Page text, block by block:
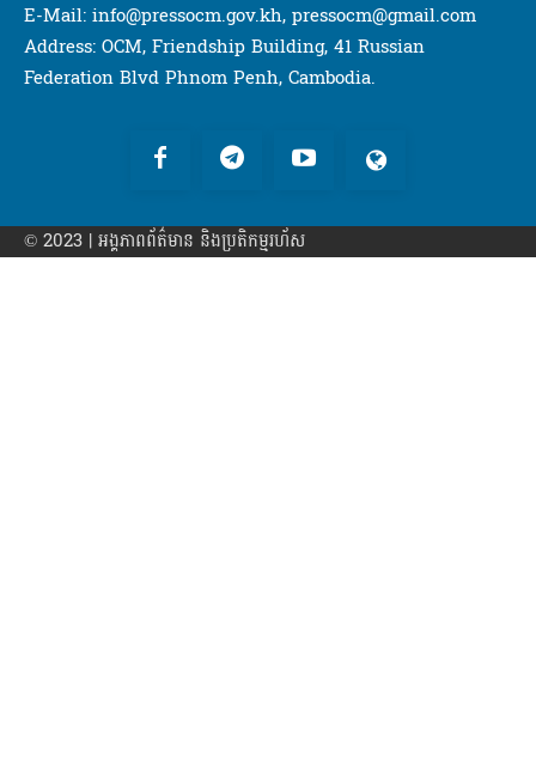
E-Mail: info@pressocm.gov.kh, pressocm@gmail.com
Address: OCM, Friendship Building, 41 Russian
Federation Blvd Phnom Penh, Cambodia.
© 2023 | អង្គភាព​ព័ត៌មាន​ និងប្រតិកម្មរហ័ស